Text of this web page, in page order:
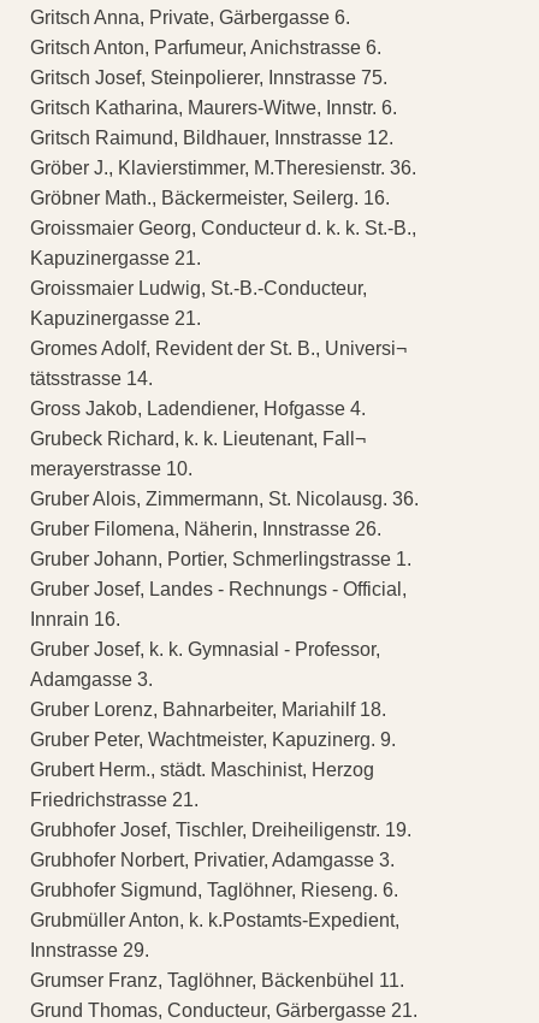
Gritsch Anna, Private, Gärbergasse 6.
Gritsch Anton, Parfumeur, Anichstrasse 6.
Gritsch Josef, Steinpolierer, Innstrasse 75.
Gritsch Katharina, Maurers-Witwe, Innstr. 6.
Gritsch Raimund, Bildhauer, Innstrasse 12.
Gröber J., Klavierstimmer, M.Theresienstr. 36.
Gröbner Math., Bäckermeister, Seilerg. 16.
Groissmaier Georg, Conducteur d. k. k. St.-B.,
Kapuzinergasse 21.
Groissmaier Ludwig, St.-B.-Conducteur,
Kapuzinergasse 21.
Gromes Adolf, Revident der St. B., Universi¬
tätsstrasse 14.
Gross Jakob, Ladendiener, Hofgasse 4.
Grubeck Richard, k. k. Lieutenant, Fall¬
merayerstrasse 10.
Gruber Alois, Zimmermann, St. Nicolausg. 36.
Gruber Filomena, Näherin, Innstrasse 26.
Gruber Johann, Portier, Schmerlingstrasse 1.
Gruber Josef, Landes - Rechnungs - Official,
Innrain 16.
Gruber Josef, k. k. Gymnasial - Professor,
Adamgasse 3.
Gruber Lorenz, Bahnarbeiter, Mariahilf 18.
Gruber Peter, Wachtmeister, Kapuzinerg. 9.
Grubert Herm., städt. Maschinist, Herzog
Friedrichstrasse 21.
Grubhofer Josef, Tischler, Dreiheiligenstr. 19.
Grubhofer Norbert, Privatier, Adamgasse 3.
Grubhofer Sigmund, Taglöhner, Rieseng. 6.
Grubmüller Anton, k. k.Postamts-Expedient,
Innstrasse 29.
Grumser Franz, Taglöhner, Bäckenbühel 11.
Grund Thomas, Conducteur, Gärbergasse 21.